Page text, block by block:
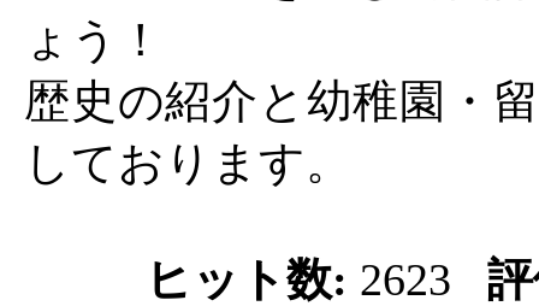
ょう！
歴史の紹介と幼稚園・
しております。
ヒット数: 2623